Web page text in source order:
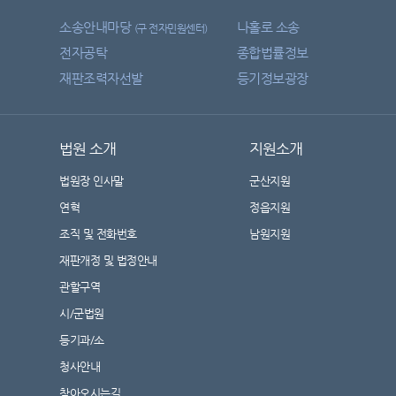
소송안내마당 (구 전자민원센터) 나홀로 소송
전자공탁
종합법률정보
재판조력자선발
등기정보광장
법원 소개
법원장 인사말
연혁
조직 및 전화번호
재판개정 및 법정안내
관할구역
시/군법원
등기과/소
청사안내
찾아오시는길
지원소개
군산지원
정읍지원
남원지원